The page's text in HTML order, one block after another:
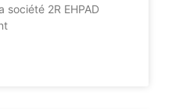
société 2R EHPAD